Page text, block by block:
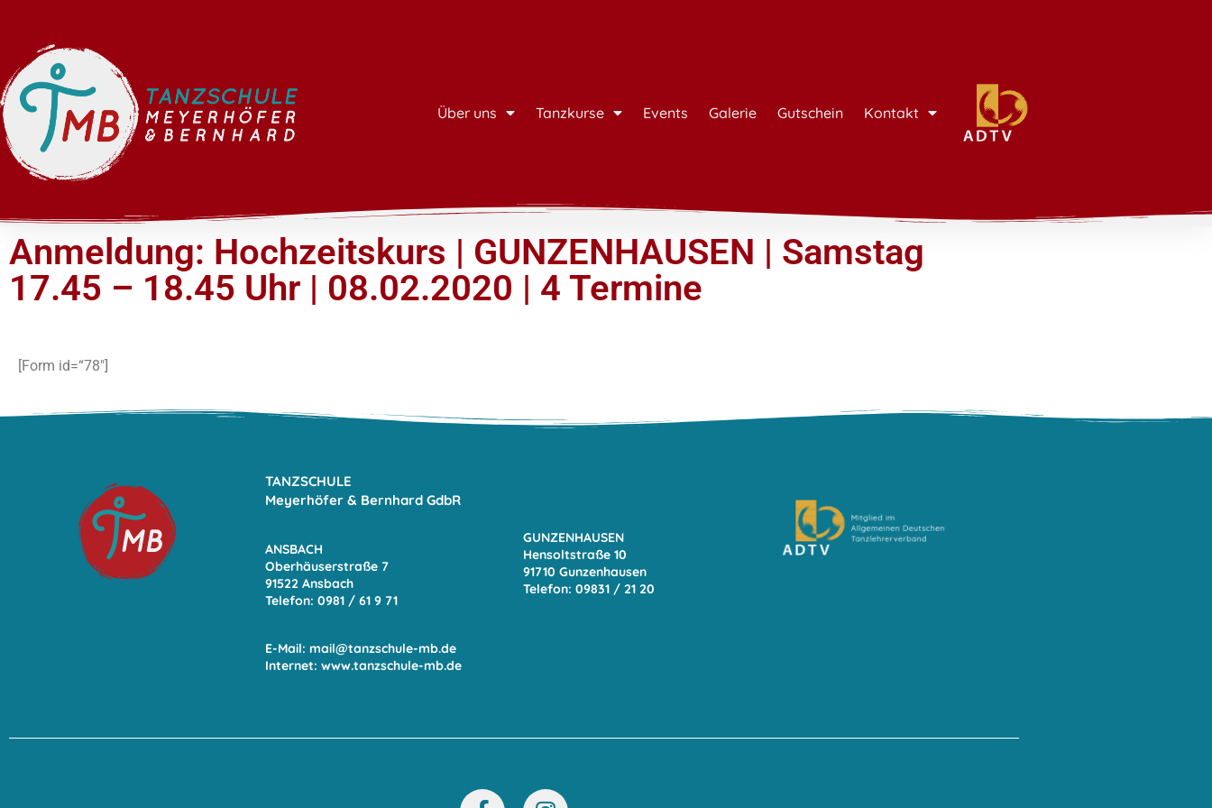
Über uns Tanzkurse Events Galerie Gutschein Kontakt
Anmeldung: Hochzeitskurs | GUNZENHAUSEN | Samstag
17.45 – 18.45 Uhr | 08.02.2020 | 4 Termine
[Form id=“78″]
TANZSCHULE
Meyerhöfer & Bernhard GdbR
ANSBACH
Oberhäuserstraße 7
91522 Ansbach
Telefon: 0981 / 61 9 71
E-Mail: mail@tanzschule-mb.de
Internet: www.tanzschule-mb.de
GUNZENHAUSEN
Hensoltstraße 10
91710 Gunzenhausen
Telefon: 09831 / 21 20